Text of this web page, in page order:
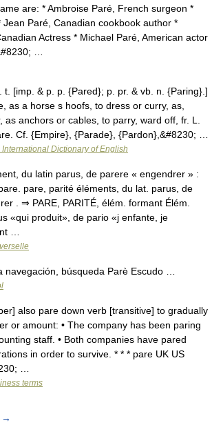
are: * Ambroise Paré, French surgeon *
Jean Paré, Canadian cookbook author *
Actress * Michael Paré, American actor
…
[imp. & p. p. {Pared}; p. pr. & vb. n. {Paring}.]
as a horse s hoofs, to dress or curry, as,
as anchors or cables, to parry, ward off, fr. L.
Cf. {Empire}, {Parade}, {Pardon},&#8230; …
Dictionary of English
du latin parus, de parere « engendrer » :
pare, parité éléments, du lat. parus, de
. ⇒ PARE, PARITÉ, élém. formant Élém.
«qui produit», de pario «j enfante, je
…
búsqueda Parè Escudo …
also pare down verb [transitive] to gradually
or amount: • The company has been paring
staff. • Both companies have pared
in order to survive. * * * pare UK US
…
terms
→